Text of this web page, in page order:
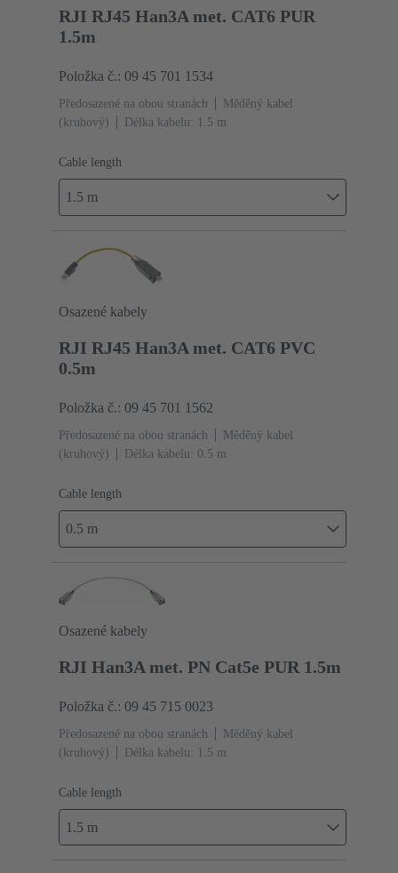
RJI RJ45 Han3A met. CAT6 PUR
1.5m
Položka č.: 09 45 701 1534
Předosazené na obou stranách
Měděný kabel
(kruhový)
Délka kabelu: 1.5 m
Cable length
1.5 m
Osazené kabely
RJI RJ45 Han3A met. CAT6 PVC
0.5m
Položka č.: 09 45 701 1562
Předosazené na obou stranách
Měděný kabel
(kruhový)
Délka kabelu: 0.5 m
Cable length
0.5 m
Osazené kabely
RJI Han3A met. PN Cat5e PUR 1.5m
Položka č.: 09 45 715 0023
Předosazené na obou stranách
Měděný kabel
(kruhový)
Délka kabelu: 1.5 m
Cable length
1.5 m